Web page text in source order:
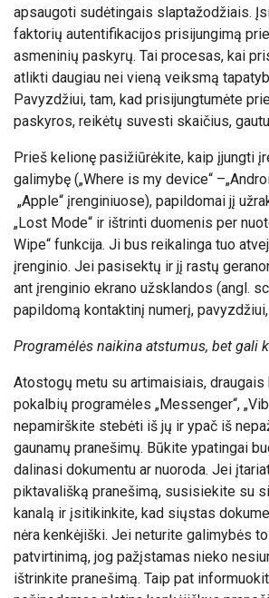
apsaugoti sudėtingais slaptažodžiais.
faktorių autentifikacijos prisijungimą
asmeninių paskyrų. Tai procesas, kai
atlikti daugiau nei vieną veiksmą
Pavyzdžiui, tam, kad prisijungtumėte
paskyros, reikėtų suvesti skaičius,
Prieš kelionę pasižiūrėkite, kaip įjungti
galimybę („Where is my device“
„Apple“ įrenginiuose), papildomai jį
„Lost Mode“ ir ištrinti duomenis per
Wipe“ funkcija. Ji bus reikalinga tuo
įrenginio. Jei pasisektų ir jį rastų
ant įrenginio ekrano užsklandos (angl.
papildomą kontaktinį numerį,
Programėlės naikina atstumus, bet gali
Atostogų metu su artimaisiais, draugais
pokalbių programėles „Messenger“,
nepamirškite stebėti iš jų ir ypač iš
gaunamų pranešimų. Būkite ypatingai
dalinasi dokumentu ar nuoroda. Jei
piktavališką pranešimą, susisiekite su
kanalą ir įsitikinkite, kad siųstas
nėra kenkėjiški. Jei neturite galimybės
patvirtinimą, jog pažįstamas nieko
ištrinkite pranešimą. Taip pat